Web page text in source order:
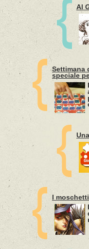
Al
Settimana
speciale
I